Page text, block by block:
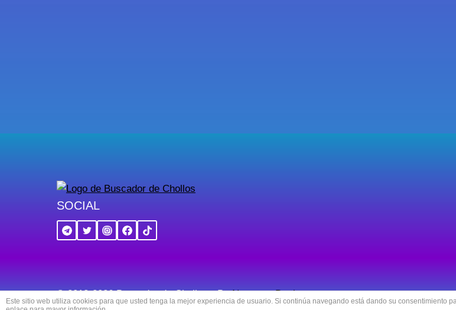
SOCIAL
© 2018-2026 Buscador de Chollos - ByNavagart Design
Este sitio web utiliza cookies para que usted tenga la mejor experiencia de usuario. Si continúa navegando está dando su consentimiento